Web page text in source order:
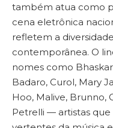
também atua como
cena eletrônica
refletem a
contemporânea. O
nomes como
Badaro, Curol, Mary
Hoo, Malive, Brunno,
Petrelli — artistas